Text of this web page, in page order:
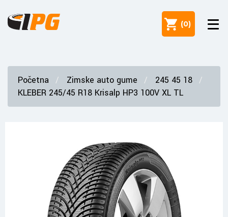
(0)
Početna Zimske auto gume
245 45 18
KLEBER 245/45 R18 Krisalp HP3 100V XL TL